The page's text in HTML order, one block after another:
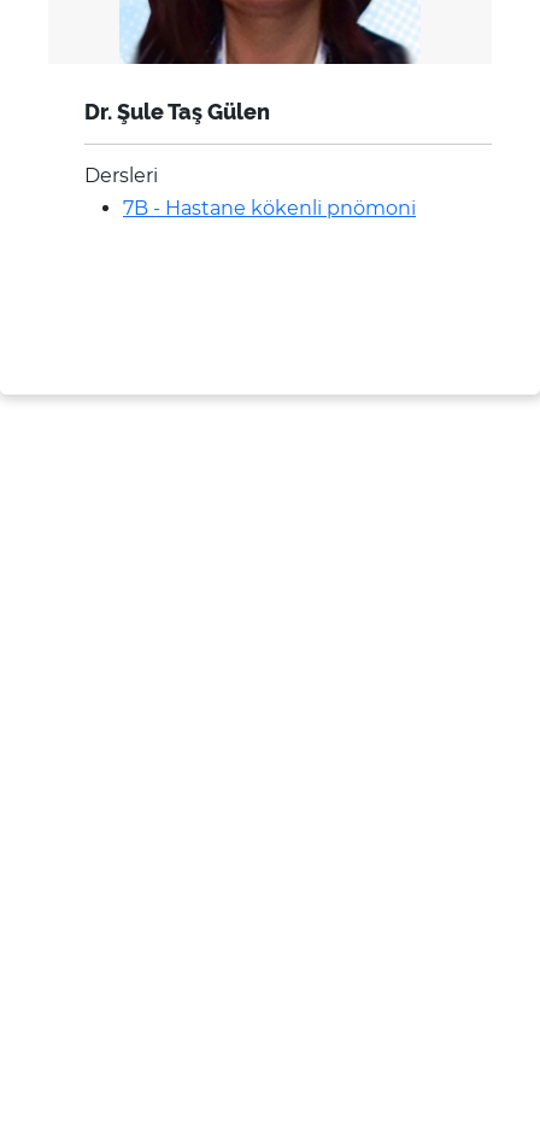
Dr. Şule Taş Gülen
Dersleri
7B - Hastane kökenli pnömoni